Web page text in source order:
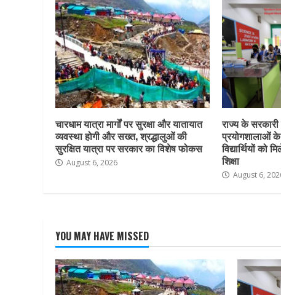
चारधाम यात्रा मार्गों पर सुरक्षा और यातायात
व्यवस्था होगी और सख्त, श्रद्धालुओं की
सुरक्षित यात्रा पर सरकार का विशेष फोकस
August 6, 2026
राज्य के सरकारी
प्रयोगशालाओं
विद्यार्थियों को
शिक्षा
August 6,
YOU MAY HAVE MISSED